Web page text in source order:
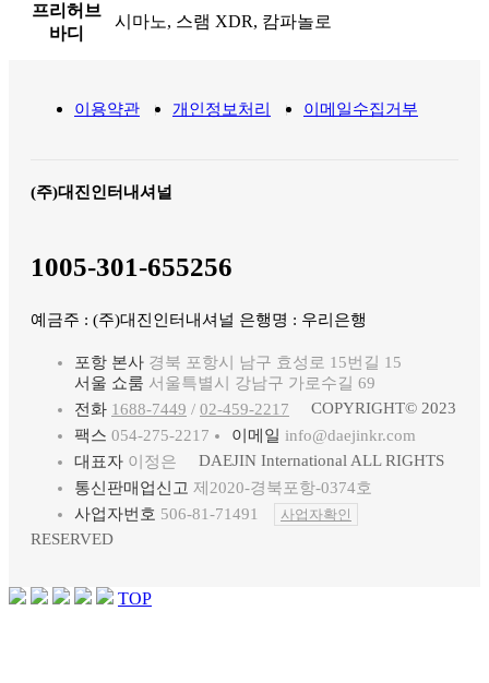
프리허브
바디
시마노, 스램 XDR, 캄파놀로
이용약관 개인정보처리 이메일수집거부
(주)대진인터내셔널
1005-301-655256
예금주 : (주)대진인터내셔널 은행명 : 우리은행
포항 본사 경북 포항시 남구 효성로 15번길 15
서울 쇼룸 서울특별시 강남구 가로수길 69
전화 1688-7449 / 02-459-2217
팩스 054-275-2217 이메일 info@daejinkr.com
대표자 이정은
통신판매업신고 제2020-경북포항-0374호
사업자번호 506-81-71491 사업자확인
COPYRIGHT© 2023
DAEJIN International ALL RIGHTS
RESERVED
TOP